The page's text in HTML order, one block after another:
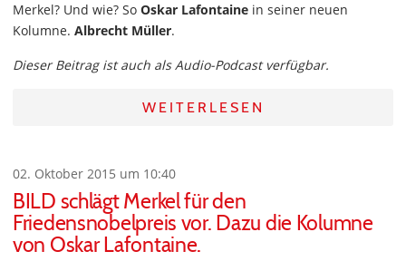
Merkel? Und wie? So Oskar Lafontaine in seiner neuen
Kolumne. Albrecht Müller.
Dieser Beitrag ist auch als Audio-Podcast verfügbar.
WEITERLESEN
02. Oktober 2015 um 10:40
BILD schlägt Merkel für den
Friedensnobelpreis vor. Dazu die Kolumne
von Oskar Lafontaine.